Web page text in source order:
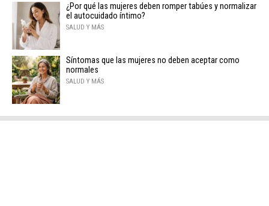
¿Por qué las mujeres deben romper tabúes y normalizar
el autocuidado íntimo?
SALUD Y MÁS
Síntomas que las mujeres no deben aceptar como
normales
SALUD Y MÁS